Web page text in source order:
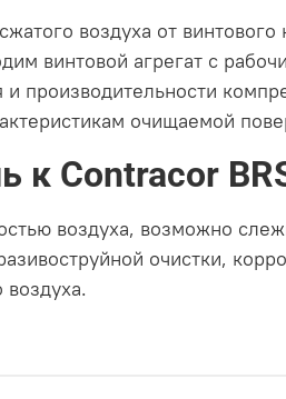
воздуха от
винтовой агрегат с
производительности
очищаемой
к Contracor
воздуха, возможно
очистки,